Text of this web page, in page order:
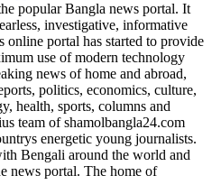
popular Bangla news portal. It
investigative, informative
online portal has started to provide
use of modern technology
news of home and abroad,
politics, economics, culture,
health, sports, columns and
team of shamolbangla24.com
energetic young journalists.
Bengali around the world and
news portal. The home of